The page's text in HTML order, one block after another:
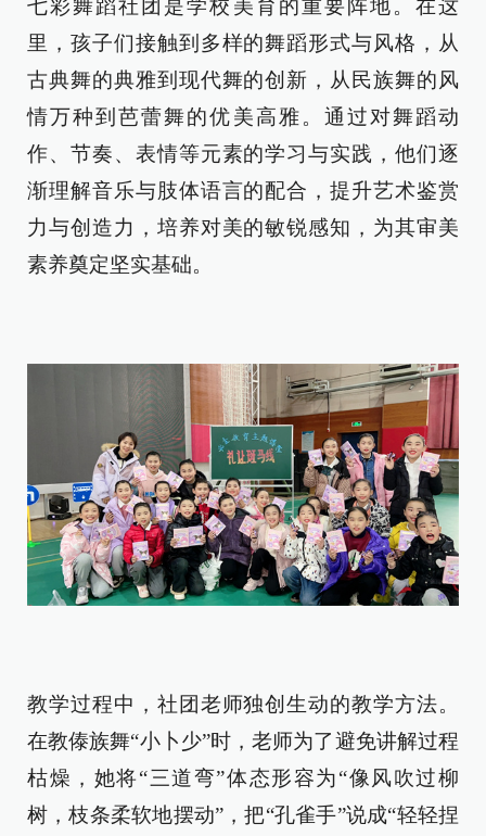
七彩舞蹈社团是学校美育的重要阵地。在这
里，孩子们接触到多样的舞蹈形式与风格，从
古典舞的典雅到现代舞的创新，从民族舞的风
情万种到芭蕾舞的优美高雅。通过对舞蹈动
作、节奏、表情等元素的学习与实践，他们逐
渐理解音乐与肢体语言的配合，提升艺术鉴赏
力与创造力，培养对美的敏锐感知，为其审美
素养奠定坚实基础。
教学过程中，社团老师独创生动的教学方法。
在教傣族舞“小卜少”时，老师为了避免讲解过程
枯燥，她将“三道弯”体态形容为“像风吹过柳
树，枝条柔软地摆动”，把“孔雀手”说成“轻轻捏